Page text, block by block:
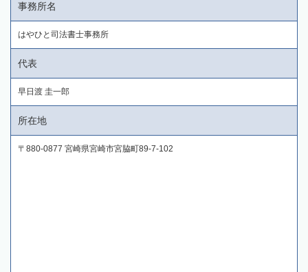
事務所名
はやひと司法書士事務所
代表
早日渡 圭一郎
所在地
〒880-0877 宮崎県宮崎市宮脇町89-7-102